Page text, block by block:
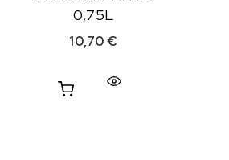
0,75L
10,70€